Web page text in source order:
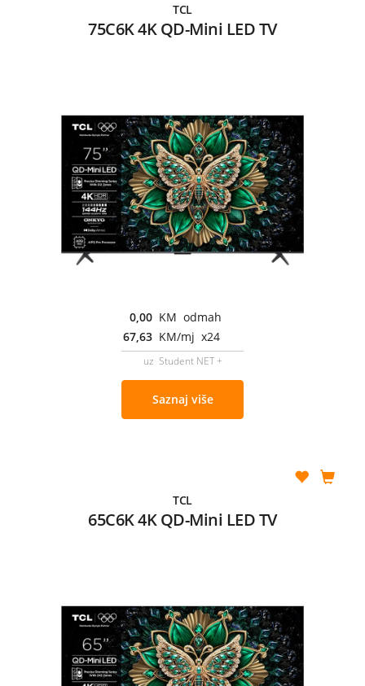
TCL
75C6K 4K QD-Mini LED TV
0,00 KM odmah
67,63 KM/mj x24
uz Student NET +
Saznaj više
TCL
65C6K 4K QD-Mini LED TV